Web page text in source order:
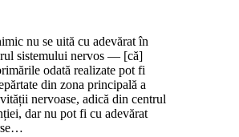
nu se uită cu adevărat în
sistemului nervos — [că]
odată realizate pot fi
din zona principală a
nervoase, adică din centrul
dar nu pot fi cu adevărat